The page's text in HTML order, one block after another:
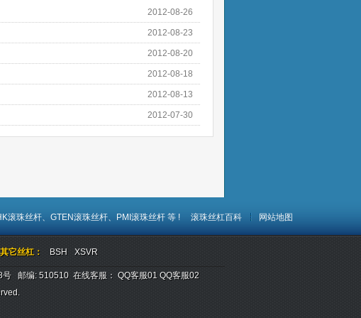
2012-08-26
2012-08-23
2012-08-20
2012-08-18
2012-08-13
2012-07-30
滚珠丝杆、 GTEN滚珠丝杆、 PMI滚珠丝杆 等 ! 滚珠丝杠百科 网站地图
其它丝杠： BSH XSVR
邮编: 510510 在线客服： QQ客服01 QQ客服02